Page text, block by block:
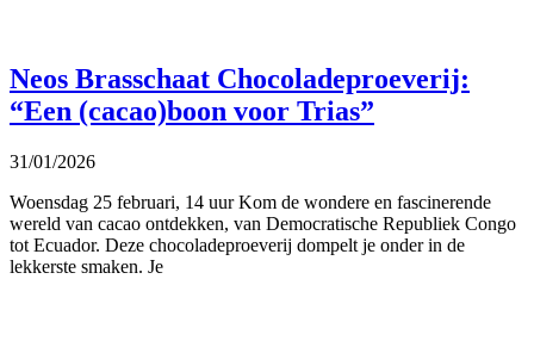
Neos Brasschaat Chocoladeproeverij:
“Een (cacao)boon voor Trias”
31/01/2026
Woensdag 25 februari, 14 uur Kom de wondere en fascinerende
wereld van cacao ontdekken, van Democratische Republiek Congo
tot Ecuador. Deze chocoladeproeverij dompelt je onder in de
lekkerste smaken. Je